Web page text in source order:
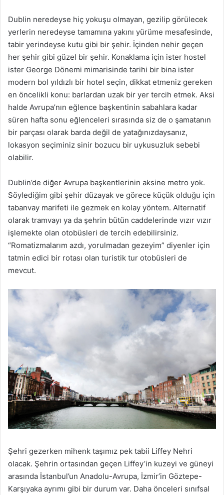
Dublin neredeyse hiç yokuşu olmayan, gezilip görülecek
yerlerin neredeyse tamamına yakını yürüme mesafesinde,
tabir yerindeyse kutu gibi bir şehir. İçinden nehir geçen
her şehir gibi güzel bir şehir. Konaklama için ister hostel
ister George Dönemi mimarisinde tarihi bir bina ister
modern bol yıldızlı bir hotel seçin, dikkat etmeniz gereken
en öncelikli konu: barlardan uzak bir yer tercih etmek. Aksi
halde Avrupa’nın eğlence başkentinin sabahlara kadar
süren hafta sonu eğlenceleri sırasında siz de o şamatanın
bir parçası olarak barda değil de yatağınızdaysanız,
lokasyon seçiminiz sinir bozucu bir uykusuzluk sebebi
olabilir.
Dublin’de diğer Avrupa başkentlerinin aksine metro yok.
Söylediğim gibi şehir düzayak ve görece küçük olduğu için
tabanvay marifeti ile gezmek en kolay yöntem. Alternatif
olarak tramvayı ya da şehrin bütün caddelerinde vızır vızır
işlemekte olan otobüsleri de tercih edebilirsiniz.
“Romatizmalarım azdı, yorulmadan gezeyim” diyenler için
tatmin edici bir rotası olan turistik tur otobüsleri de
mevcut.
Şehri gezerken mihenk taşımız pek tabii Liffey Nehri
olacak. Şehrin ortasından geçen Liffey’in kuzeyi ve güneyi
arasında İstanbul’un Anadolu-Avrupa, İzmir’in Göztepe-
Karşıyaka ayrımı gibi bir durum var. Daha önceleri sınıfsal